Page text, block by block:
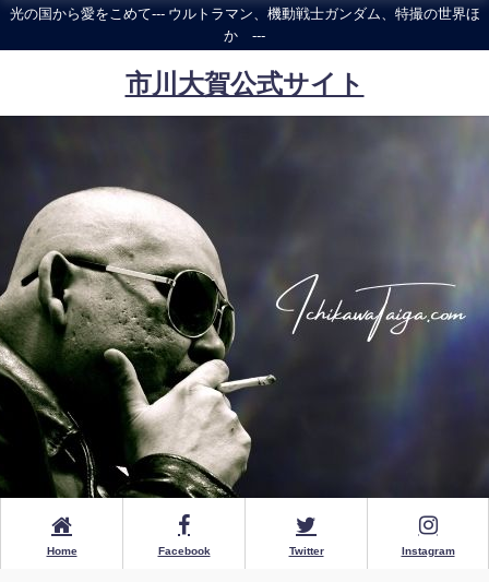
光の国から愛をこめて--- ウルトラマン、機動戦士ガンダム、特撮の世界ほ
か ---
市川大賀公式サイト
Home Facebook Twitter Instagram